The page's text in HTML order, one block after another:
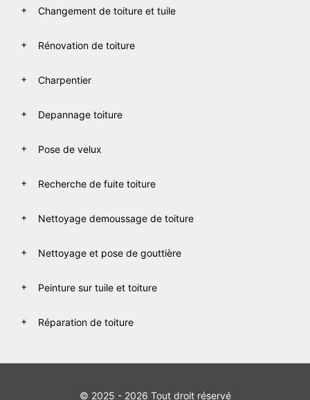
Changement de toiture et tuile
Rénovation de toiture
Charpentier
Depannage toiture
Pose de velux
Recherche de fuite toiture
Nettoyage demoussage de toiture
Nettoyage et pose de gouttière
Peinture sur tuile et toiture
Réparation de toiture
© 2025 - 2026 Tout droit réservé